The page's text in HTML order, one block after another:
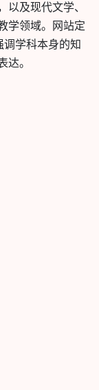
以及现代文学、
学领域。网站定
调学科本身的知
达。